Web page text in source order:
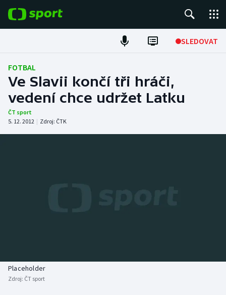
SLEDOVAT
Fotbal
Hokej
Tenis
Atletika
Biatlon
Aplikace ČT sport
FOTBAL
Ve Slavii končí tři hráči,
vedení chce udržet Latku
ČT sport
5. 12. 2012 | Zdroj: ČTK
Placeholder
Zdroj: ČT sport